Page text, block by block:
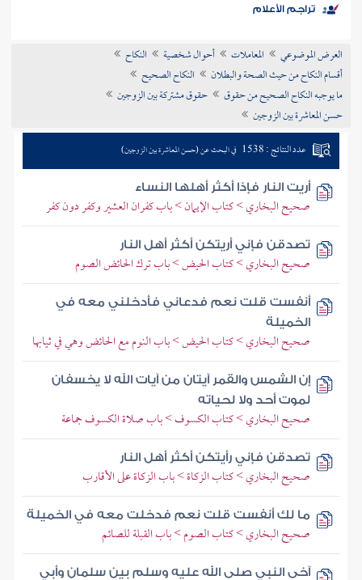
موضوعي
تراجم الأعلام
العرض الموضوعي المعاملات أحوال شخصية
النكاح
أقسام النكاح من حيث الصحة والبطلان
النكاح الصحيح
ما يوجبه النكاح الصحيح من حقوق
حقوق مشتركة بين الزوجين
حسن المعاشرة بين الزوجين
عدد النتائج : 1538 في البحث عن (حسن المعاشرة بين الزوجين)
أريت النار فإذا أكثر أهلها النساء
صحيح البخاري > كتاب الإيمان > باب كفران العشير وكفر دون كفر
تصدقن فإني أريتكن أكثر أهل النار
صحيح البخاري > كتاب الحيض > باب ترك الحائض الصوم
أنفست قلت نعم فدعاني فأدخلني معه في
الخميلة
صحيح البخاري > كتاب الحيض > باب النوم مع الحائض وهي في ثيابها
إن الشمس والقمر آيتان من آيات الله لا يخسفان
لموت أحد ولا لحياته
صحيح البخاري > كتاب الكسوف > باب صلاة الكسوف جماعة
تصدقن فإني رأيتكن أكثر أهل النار
صحيح البخاري > كتاب الزكاة > باب الزكاة على الأقارب
ما لك أنفست قلت نعم فدخلت معه في الخميلة
صحيح البخاري > كتاب الصوم > باب القبلة للصائم
آخى النبي صلى الله عليه وسلم بين سلمان وأبي